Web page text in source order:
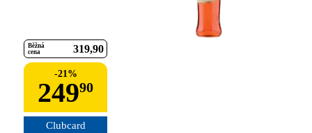
Běžná
cena
319 90
-21%
24990
Clubcard